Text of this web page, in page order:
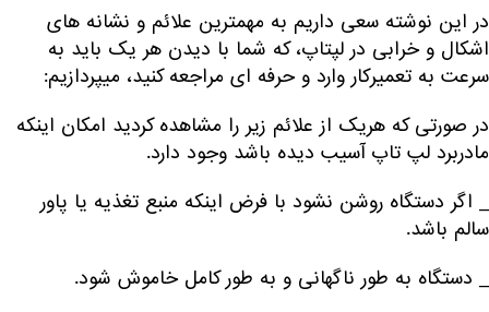
در این نوشته سعی داریم به مهمترین علائم و نشانه های
اشکال و خرابی در لپتاپ، که شما با دیدن هر یک باید به
سرعت به تعمیرکار وارد و حرفه ای مراجعه کنید، میپردازیم:
در صورتی که هریک از علائم زیر را مشاهده کردید امکان اینکه
مادربرد لپ تاپ آسیب دیده باشد وجود دارد.
_ اگر دستگاه روشن نشود با فرض اینکه منبع تغذیه یا پاور
سالم باشد.
_ دستگاه به طور ناگهانی و به طور کامل خاموش شود.